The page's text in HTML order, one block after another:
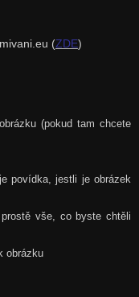
(ZDE)
(pokud tam chcete
povídka, jestli je obrázek
vše, co byste chtěli
obrázku